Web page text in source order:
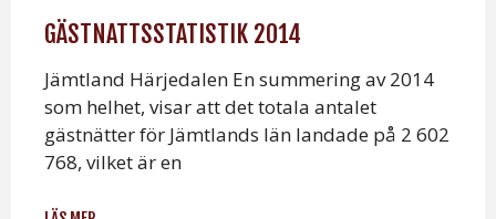
GÄSTNATTSSTATISTIK 2014
Jämtland Härjedalen En summering av 2014
som helhet, visar att det totala antalet
gästnätter för Jämtlands län landade på 2 602
768, vilket är en